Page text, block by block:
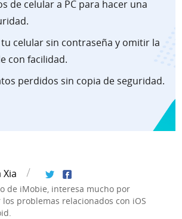
de celular a PC para hacer una
celular sin contraseña y omitir la
con facilidad.
perdidos sin copia de seguridad.
Xia
de iMobie, interesa mucho por
los problemas relacionados con iOS